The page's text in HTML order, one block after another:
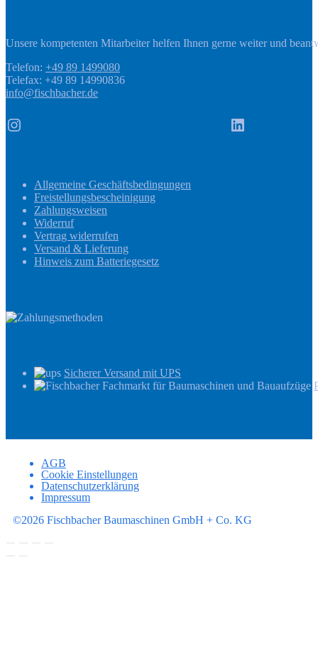
Unsere kompetenten Mitarbeiter helfen Ihnen gerne weiter und
Telefon: +49 89 1499080
Telefax: +49 89 14990836
info@fischbacher.de
Instagram LinkedIn
Allgemeine Geschäftsbedingungen
Freistellungsbescheinigung
Zahlungsweisen
Widerruf
Vertrag widerrufen
Versand & Lieferung
Hinweis zum Batteriegesetz
Sicherer Versand mit UPS
AGB
Cookie Einstellungen
Datenschutzerklärung
Impressum
©2026 Fischbacher Baumaschinen GmbH + Co. KG